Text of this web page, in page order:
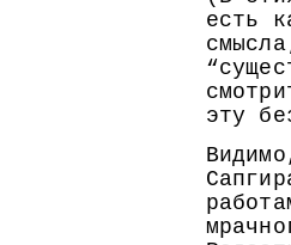
есть
эту